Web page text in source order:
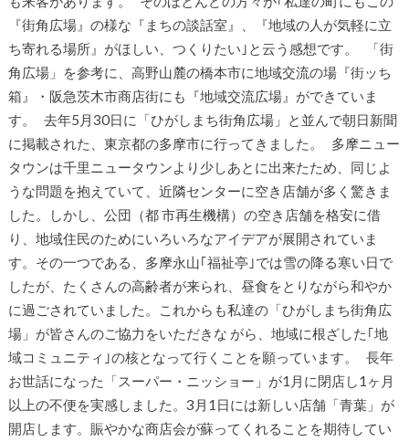
『街角広場』の様な『まちの談話室』、『地域の人が気軽に立
ち寄れる場所』がほしい、つくりたい｣と云う感想です。 「街
角広場」を参考に、高野山麓の橋本市に地域交流の場『街ッち
箱』・阪急茨木市商店街にも『地域交流広場』ができていま
す。 去年5月30日に「ひがしまち街角広場」と並んで朝日新聞
に掲載された、東京都の多摩市に行ってきました。 多摩ニュー
タウンは千里ニュータウンより少しあとに出来たため、同じよ
うな問題を抱えていて、近隣センターに空き店舗が多く驚きま
した。しかし、公団（都 市再生機構）の空き店舗を格安に借
り、地域住民のためにいろいろなアイデアが展開されていま
す。その一つである、多摩永山｢福祉亭｣では雪の降る寒い日で
したが、たくさんの高齢者が来られ、昼食をとりながら和やか
に過ごされていました。これからも私達の「ひがしまち街角広
場」が皆さんのご協力をいただきな がら、地域に根ざした｢地
域コミュニティ｣の核となって行くことを願っています。 長年
お世話になった「スーパー・ニッショー」が1月に閉店し1ヶ月
以上の不便を実感しました。3月1日には新しい店舗「青葉」が
開店します。賑やかな商店会が蘇ってくれることを期待してい